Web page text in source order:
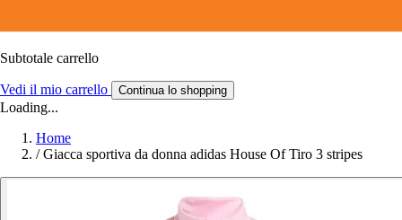
Subtotale carrello
Vedi il mio carrello Continua lo shopping
Loading...
Home
/ Giacca sportiva da donna adidas House Of Tiro 3 stripes